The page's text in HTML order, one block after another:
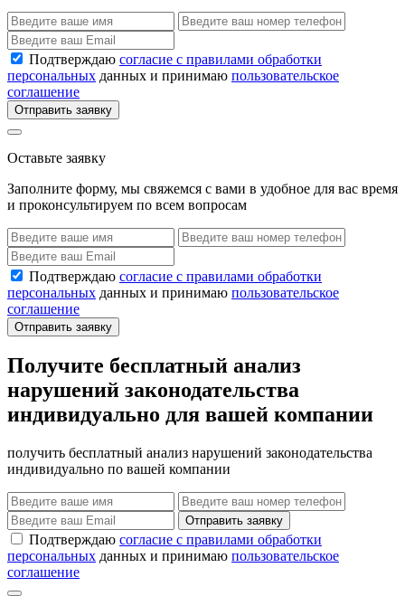
Подтверждаю согласие с правилами обработки
персональных данных и принимаю пользовательское
соглашение
Отправить заявку
Оставьте заявку
Заполните форму, мы свяжемся с вами в удобное для вас время
и проконсультируем по всем вопросам
Подтверждаю согласие с правилами обработки
персональных данных и принимаю пользовательское
соглашение
Отправить заявку
Получите бесплатный анализ
нарушений законодательства
индивидуально для вашей компании
получить бесплатный анализ нарушений законодательства
индивидуально по вашей компании
Отправить заявку
Подтверждаю согласие с правилами обработки
персональных данных и принимаю пользовательское
соглашение